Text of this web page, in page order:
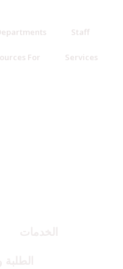
Staff
For Services